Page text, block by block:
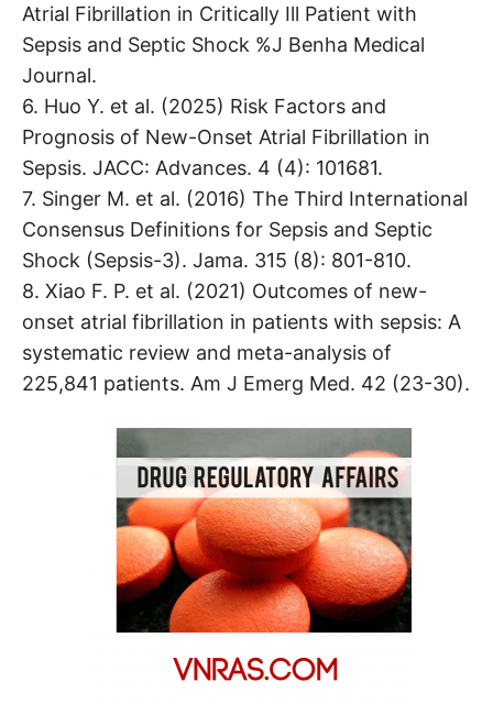
Atrial Fibrillation in Critically Ill Patient with
Sepsis and Septic Shock %J Benha Medical
Journal.
6. Huo Y. et al. (2025) Risk Factors and
Prognosis of New-Onset Atrial Fibrillation in
Sepsis. JACC: Advances. 4 (4): 101681.
7. Singer M. et al. (2016) The Third International
Consensus Definitions for Sepsis and Septic
Shock (Sepsis-3). Jama. 315 (8): 801-810.
8. Xiao F. P. et al. (2021) Outcomes of new-
onset atrial fibrillation in patients with sepsis: A
systematic review and meta-analysis of
225,841 patients. Am J Emerg Med. 42 (23-30).